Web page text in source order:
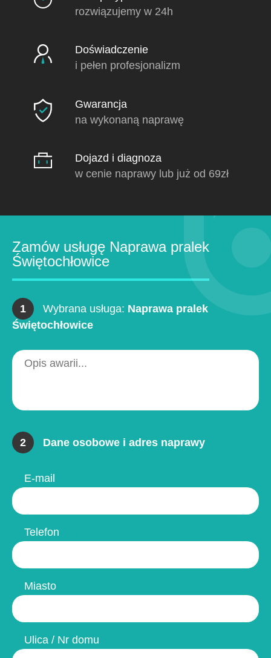
rozwiązujemy w 24h
Doświadczenie
i pełen profesjonalizm
Gwarancja
na wykonaną naprawę
Dojazd i diagnoza
w cenie naprawy lub już od 69zł
Zamów usługę Naprawa pralek
Świętochłowice
1 Wybrana usługa: Naprawa pralek
Świętochłowice
2 Dane osobowe i adres naprawy
E-mail
Telefon
Miasto
Ulica / Nr domu